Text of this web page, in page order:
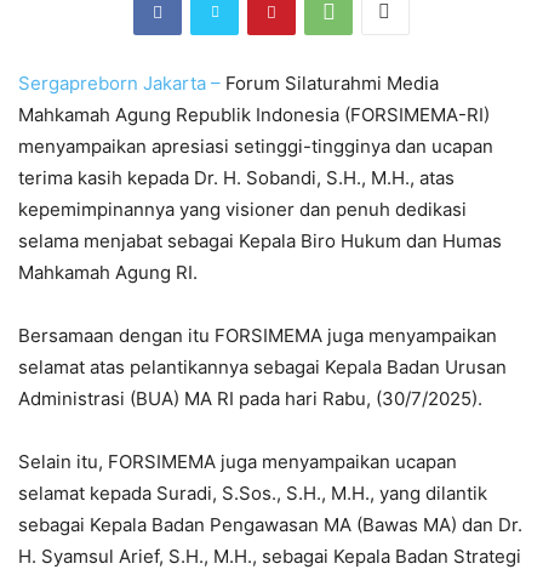
Sergapreborn Jakarta – Forum Silaturahmi Media
Mahkamah Agung Republik Indonesia (FORSIMEMA-RI)
menyampaikan apresiasi setinggi-tingginya dan ucapan
terima kasih kepada Dr. H. Sobandi, S.H., M.H., atas
kepemimpinannya yang visioner dan penuh dedikasi
selama menjabat sebagai Kepala Biro Hukum dan Humas
Mahkamah Agung RI.
Bersamaan dengan itu FORSIMEMA juga menyampaikan
selamat atas pelantikannya sebagai Kepala Badan Urusan
Administrasi (BUA) MA RI pada hari Rabu, (30/7/2025).
Selain itu, FORSIMEMA juga menyampaikan ucapan
selamat kepada Suradi, S.Sos., S.H., M.H., yang dilantik
sebagai Kepala Badan Pengawasan MA (Bawas MA) dan Dr.
H. Syamsul Arief, S.H., M.H., sebagai Kepala Badan Strategi